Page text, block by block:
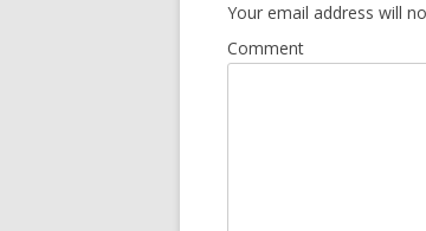
Your email address will
Comment